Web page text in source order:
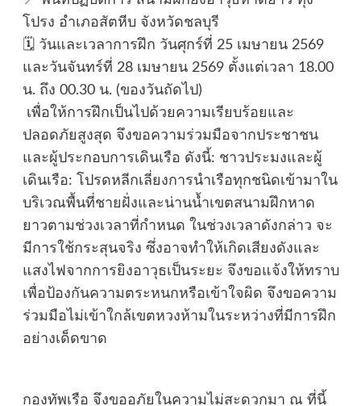
โปรง อำเภอสัตหีบ จังหวัดชลบุรี
​🗓 วันและเวลาการฝึก ​วันศุกร์ที่ 25 เมษายน 2569
และ​วันจันทร์ที่ 28 เมษายน 2569 ​ตั้งแต่เวลา 18.00
น. ถึง 00.30 น. (ของวันถัดไป)
​ เพื่อให้การฝึกเป็นไปด้วยความเรียบร้อยและ
ปลอดภัยสูงสุด จึงขอความร่วมมือจากประชาชน
และผู้ประกอบการเดินเรือ ดังนี้: ชาวประมงและผู้
เดินเรือ: โปรดหลีกเลี่ยงการนำเรือทุกชนิดเข้ามาใน
บริเวณพื้นที่ชายฝั่งและน่านน้ำเขตสนามฝึกหาด
ยาวตามช่วงเวลาที่กำหนด ในช่วงเวลาดังกล่าว จะ
มีการใช้กระสุนจริง ซึ่งอาจทำให้เกิดเสียงดังและ
แสงไฟจากการยิงอาวุธเป็นระยะ จึงขอแจ้งให้ทราบ
เพื่อป้องกันความตระหนกหรือเข้าใจผิด จึงขอความ
ร่วมมือไม่เข้าใกล้เขตหวงห้ามในระหว่างที่มีการฝึก
อย่างเด็ดขาด
​กองทัพเรือ จึงขออภัยในความไม่สะดวกมา ณ ที่นี้